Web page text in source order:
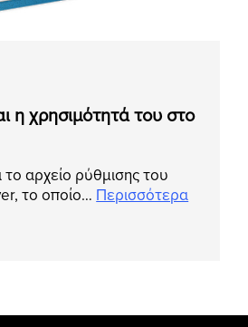
η χρησιμότητά του στο
το αρχείο ρύθμισης του
το οποίο… Περισσότερα